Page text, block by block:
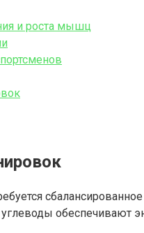
и роста мышц